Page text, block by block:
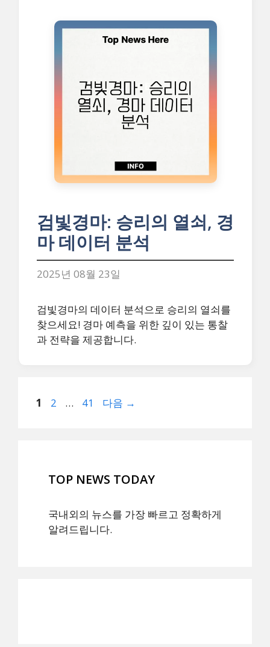
검빛경마: 승리의 열쇠, 경
마 데이터 분석
2025년 08월 23일
검빛경마의 데이터 분석으로 승리의 열쇠를
찾으세요! 경마 예측을 위한 깊이 있는 통찰
과 전략을 제공합니다.
페
1
페
2 …
페
41 다음 →
TOP NEWS TODAY
국내외의 뉴스를 가장 빠르고 정확하게
알려드립니다.